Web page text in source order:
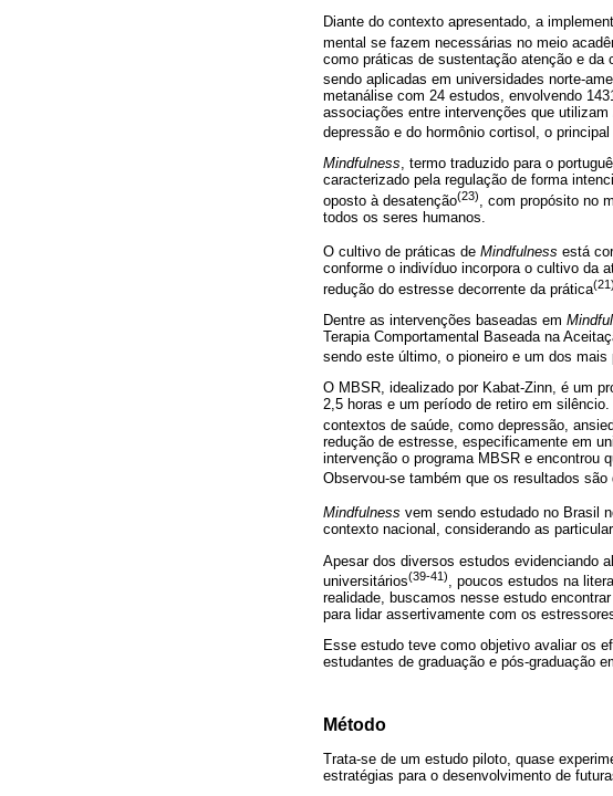
Diante do contexto apresentado, a
mental se fazem necessárias no meio
como práticas de sustentação atenção e
sendo aplicadas em universidades norte-
metanálise com 24 estudos, envolvendo
associações entre intervenções que utilizam
depressão e do hormônio cortisol, o
Mindfulness, termo traduzido para o
caracterizado pela regulação de forma
oposto à desatenção(23)
, com propósito no
todos os seres humanos.
O cultivo de práticas de Mindfulness está
conforme o indivíduo incorpora o cultivo da
redução do estresse decorrente da prática(21)
Dentre as intervenções baseadas em
Terapia Comportamental Baseada na
sendo este último, o pioneiro e um dos
O MBSR, idealizado por Kabat-Zinn, é um
2,5 horas e um período de retiro em
contextos de saúde, como depressão,
redução de estresse, especificamente em
intervenção o programa MBSR e encontrou
Observou-se também que os resultados
Mindfulness vem sendo estudado no Brasil
contexto nacional, considerando as
Apesar dos diversos estudos evidenciando
universitários(39-41)
, poucos estudos na
realidade, buscamos nesse estudo
para lidar assertivamente com os
Esse estudo teve como objetivo avaliar os
estudantes de graduação e pós-graduação
Método
Trata-se de um estudo piloto, quase
estratégias para o desenvolvimento de